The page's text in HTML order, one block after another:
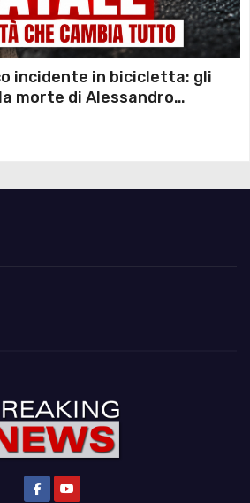
incidente in bicicletta: gli
morte di Alessandro